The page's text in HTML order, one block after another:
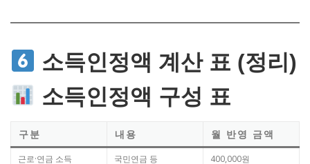
소득인정액 계산 표 (정리)
소득인정액 구성 표
구분 내용 월 반영 금액
근로·연금 소득 국민연금 등
400,000원